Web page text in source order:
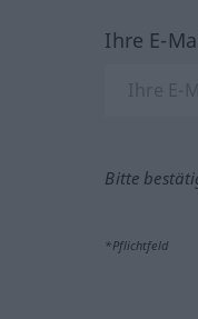
Ihre E-
Bitte
*Pflichtfeld